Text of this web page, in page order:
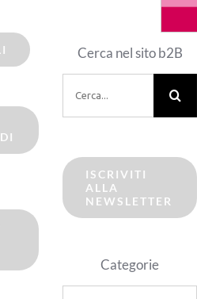
Cerca nel sito b2B
per:
ISCRIVITI
ALLA
NEWSLETTER
Categorie